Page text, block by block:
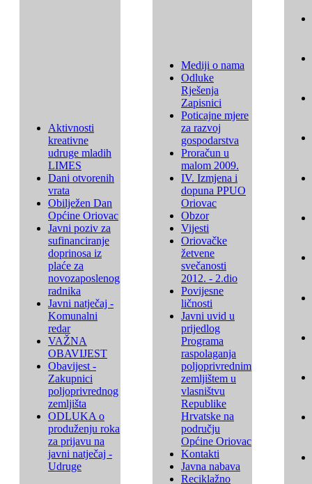
Aktivnosti
kreativne
udruge mladih
LIMES
Dani otvorenih
vrata
Obilježen Dan
Općine Oriovac
Javni poziv za
sufinanciranje
doprinosa iz
plaće za
novozaposlenog
radnika
Javni natječaj -
Komunalni
redar
VAŽNA
OBAVIJEST
Obavijest -
Zakupnici
poljoprivrednog
zemljišta
ODLUKA o
produženju roka
za prijavu na
javni natječaj -
Udruge
Mediji o nama
Odluke
Rješenja
Zapisnici
Poticajne mjere
za razvoj
gospodarstva
Proračun u
malom 2009.
IV. Izmjena i
dopuna PPUO
Oriovac
Obzor
Vijesti
Oriovačke
žetvene
svečanosti
2012. - 2.dio
Povijesne
ličnosti
Javni uvid u
prijedlog
Programa
raspolaganja
poljoprivrednim
zemljištem u
vlasništvu
Republike
Hrvatske na
području
Općine Oriovac
Kontakti
Javna nabava
Reciklažno